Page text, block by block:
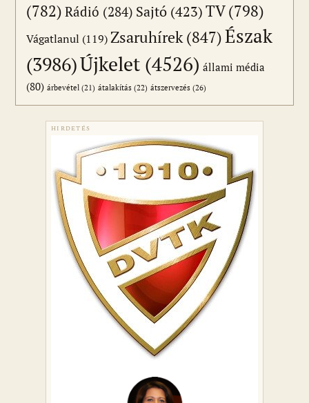
(782) Rádió (284) Sajtó (423)TV(798)
Vágatlanul (119)Zsaruhírek(847)Észak
(3986)Újkelet (4526) állami média
(80) árbevétel (21) átalakítás (22) átszervezés (26)
HIRDETÉS